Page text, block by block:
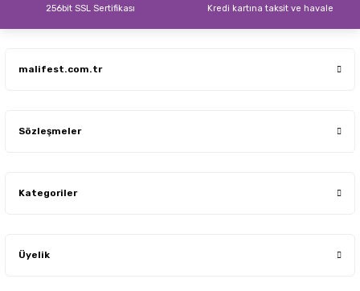
256bit SSL Sertifikası Kredi kartına taksit ve havale
malifest.com.tr
Sözleşmeler
Kategoriler
Üyelik